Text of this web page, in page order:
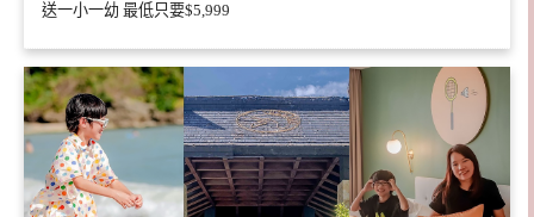
送一小一幼 最低只要$5,999